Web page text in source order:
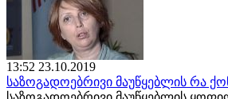
13:52 23.10.2019
საზოგადოებრივი მაუწყებლის რა